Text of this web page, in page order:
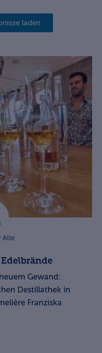
laden
Alle
Gewand:
Destillathek in
Franziska